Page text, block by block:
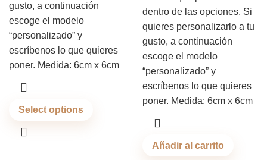
gusto, a continuación
escoge el modelo
“personalizado” y
escríbenos lo que quieres
poner. Medida: 6cm x 6cm
Select options
dentro de las opciones. Si
quieres personalizarlo a tu
gusto, a continuación
escoge el modelo
“personalizado” y
escríbenos lo que quieres
poner. Medida: 6cm x 6cm
Añadir al carrito